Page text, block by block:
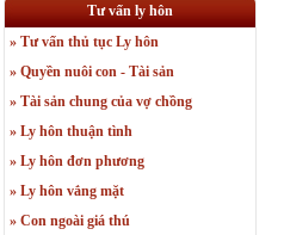
Tư vấn ly hôn
» Tư vấn thủ tục Ly hôn
» Quyền nuôi con - Tài sản
» Tài sản chung của vợ chồng
» Ly hôn thuận tình
» Ly hôn đơn phương
» Ly hôn vắng mặt
» Con ngoài giá thú